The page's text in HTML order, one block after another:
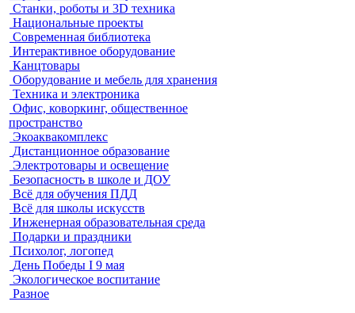
Станки, роботы и 3D техника
Национальные проекты
Современная библиотека
Интерактивное оборудование
Канцтовары
Оборудование и мебель для хранения
Техника и электроника
Офис, коворкинг, общественное
пространство
Экоаквакомплекс
Дистанционное образование
Электротовары и освещение
Безопасность в школе и ДОУ
Всё для обучения ПДД
Всё для школы искусств
Инженерная образовательная среда
Подарки и праздники
Психолог, логопед
День Победы I 9 мая
Экологическое воспитание
Разное